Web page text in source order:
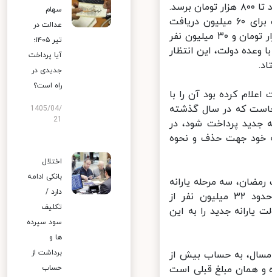
داد؛ محسن رضایی گفت که با این یارانه، مبلغ پرداختی برای خانوارها می‌تواند تا ۸۰۰ هزار تومان برسد.
بررسی جزئیات بیشتر از این طرح نشان داد دولت در نظر دارد پرداخت برای ۶۰ میلیون دریافت
کننده کمک معیشتی را افزایش دهد؛ به‌طوری که برای ۳۰ میلیون نفر ۹۰ هزار تومان و ۳۰ میلیون نفر
وعده دولت، این انتظار
کرده بود آن را با
که در سال گذشته
جدید پرداخت شود، در
خود جهت حذف و نحوه
سه مرحله یارانه
مازاد بر یارانه‌های مرسوم هر ماه، با مبلغ ۱۰۰ تا ۱۵۰ هزار تومان برای حدود ۳۲ میلیون نفر از
جدید را به این
به حساب بیش از
و همان مبلغ قبلی است
سهام
عدالت در
تیر ۱۴۰۵؛
آیا پرداخت
جدیدی در
راه است؟
1405/04/
اختلال
بانکی ادامه
دارد /
تکلیف
سود سپرده
ها و
برداشت از
حساب